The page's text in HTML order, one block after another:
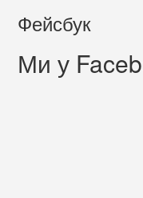
Фейсбук
Ми у